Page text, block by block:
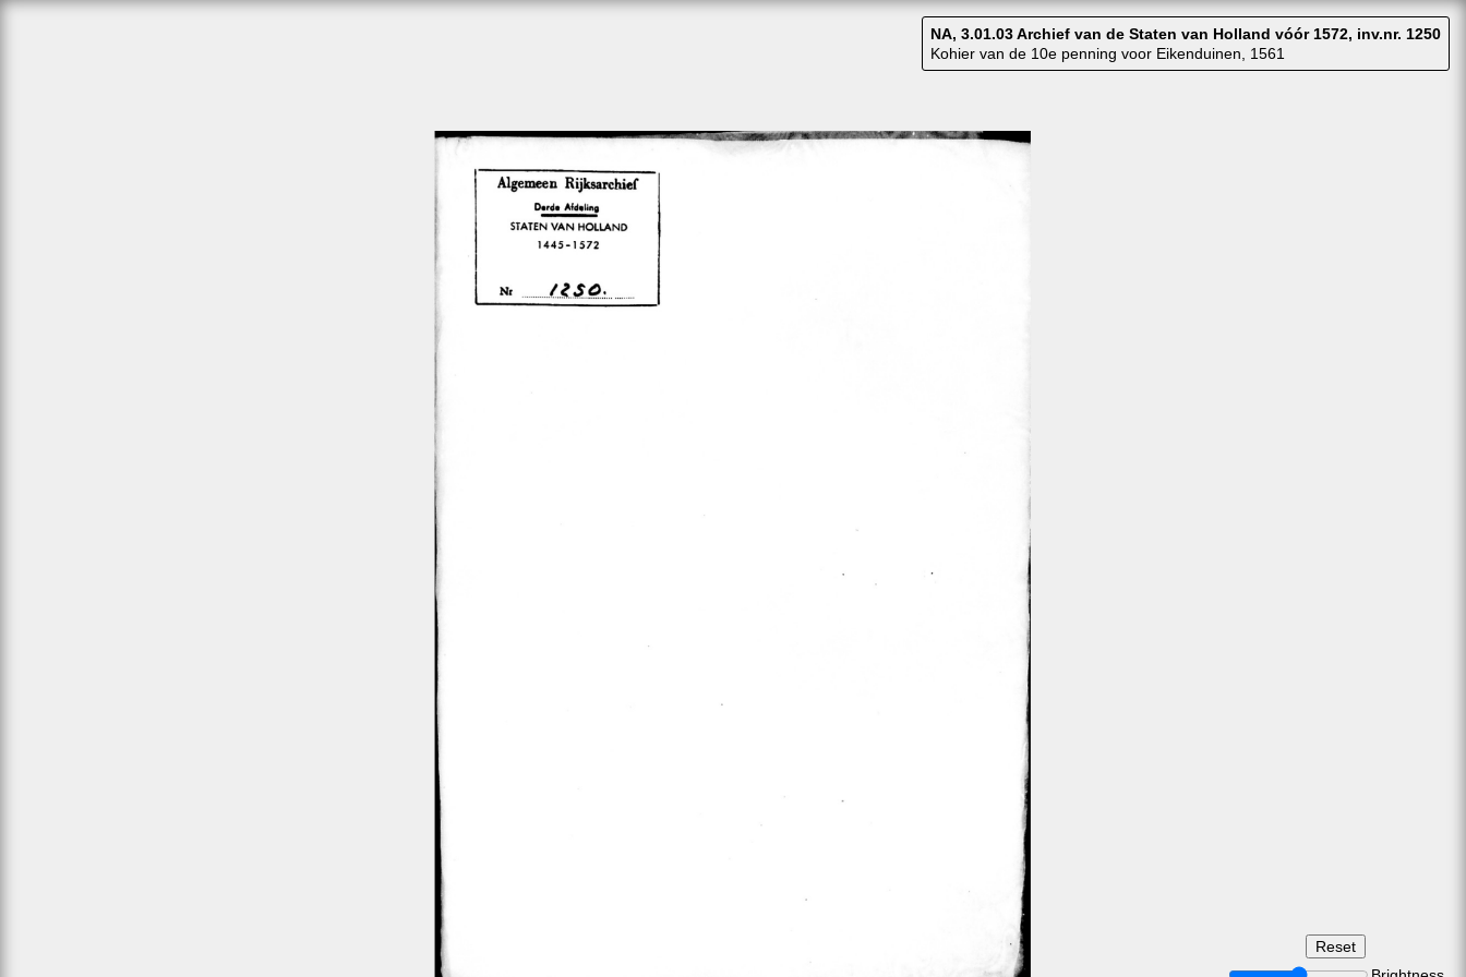
NA, 3.01.03 Archief van de Staten van Holland vóór 1572, inv.nr. 1250
Kohier van de 10e penning voor Eikenduinen, 1561